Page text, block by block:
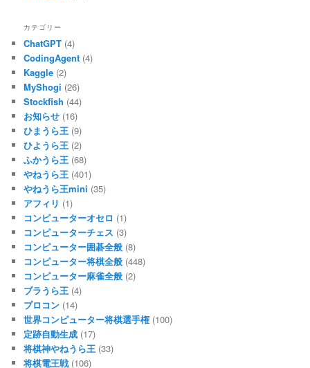
カテゴリー
ChatGPT (4)
CodingAgent (4)
Kaggle (2)
MyShogi (26)
Stockfish (44)
お知らせ (16)
ひまうら王 (9)
ひようら王 (2)
ふかうら王 (68)
やねうら王 (401)
やねうら王mini (35)
アフィリ (1)
コンピューターオセロ (1)
コンピューターチェス (3)
コンピューター囲碁全般 (8)
コンピューター将棋全般 (448)
コンピューター麻雀全般 (2)
ブラうら王 (4)
プロコン (14)
世界コンピューター将棋選手権(100)
定跡自動生成 (17)
将棋神やねうら王 (33)
将棋電王戦 (106)